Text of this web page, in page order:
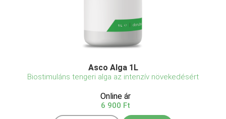
Asco Alga 1L
Biostimuláns tengeri alga az intenzív növekedésért
Online ár
6 900 Ft